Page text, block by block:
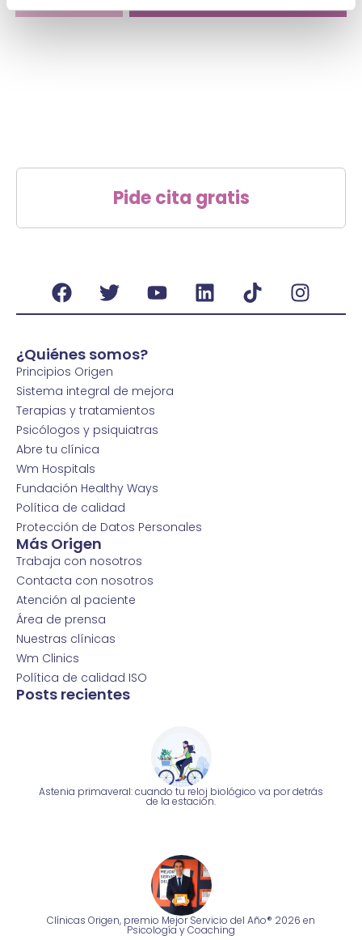
Pide cita gratis
¿Quiénes somos?
Principios Origen
Sistema integral de mejora
Terapias y tratamientos
Psicólogos y psiquiatras
Abre tu clínica
Wm Hospitals
Fundación Healthy Ways
Política de calidad
Protección de Datos Personales
Más Origen
Trabaja con nosotros
Contacta con nosotros
Atención al paciente
Área de prensa
Nuestras clínicas
Wm Clinics
Política de calidad ISO
Posts recientes
Astenia primaveral: cuando tu reloj biológico va por detrás
de la estación.
Clínicas Origen, premio Mejor Servicio del Año® 2026 en
Psicología y Coaching